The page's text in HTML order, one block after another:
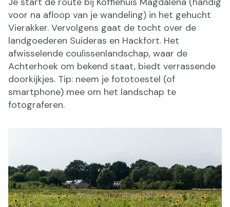
voor na afloop van je wandeling) in het gehucht
Vierakker. Vervolgens gaat de tocht over de
landgoederen Suideras en Hackfort. Het
afwisselende coulissenlandschap, waar de
Achterhoek om bekend staat, biedt verrassende
doorkijkjes. Tip: neem je fototoestel (of
smartphone) mee om het landschap te
fotograferen.